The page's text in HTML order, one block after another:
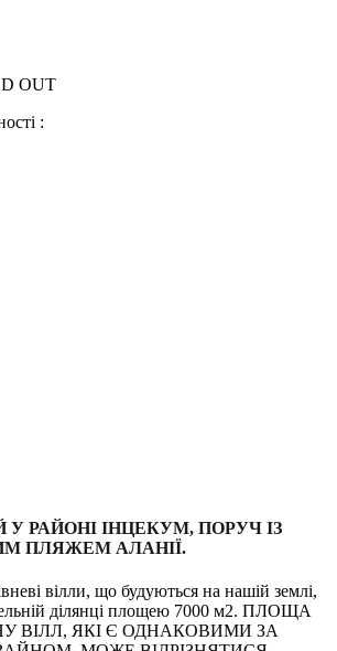
:
РАЙОНІ ІНЦЕКУМ, ПОРУЧ ІЗ
ПЛЯЖЕМ АЛАНІЇ.
вілли, що будуються на нашій землі,
ділянці площею 7000 м2. ПЛОЩА
ВІЛЛ, ЯКІ Є ОДНАКОВИМИ ЗА